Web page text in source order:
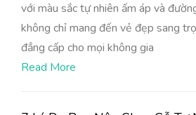
với màu sắc tự nhiên ấm áp và
không chỉ mang đến vẻ đẹp sang
đẳng cấp cho mọi không gia
Read More